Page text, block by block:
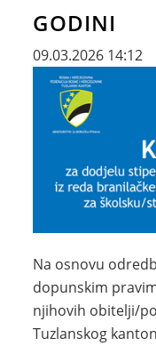
GODINI
09.03.2026 14:12
Na osnovu
dopunskim
njihovih obitelji/
Tuzlanskog